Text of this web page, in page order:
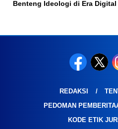
Benteng Ideologi di Era Digital
REDAKSI
PEDOMAN
KODE ETIK